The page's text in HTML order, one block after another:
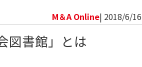
M＆A Online| 2018/6/16
図書館」とは